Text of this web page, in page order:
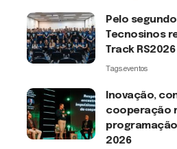
Pelo
Tecnosinos
Track RS2026
Tags:eventos
Inovação,
cooperação
2026